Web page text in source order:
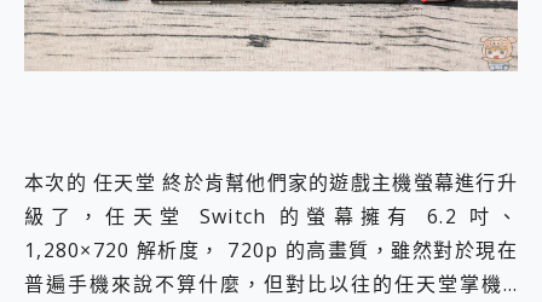
本次的 任天堂 終於肯幫他們家的遊戲主機螢幕進行升
級了，任天堂 Switch 的螢幕擁有 6.2 吋、
1,280×720 解析度， 720p 的高畫質，雖然對於現在
普遍手機來說不算什麼，但對比以往的任天堂掌機…